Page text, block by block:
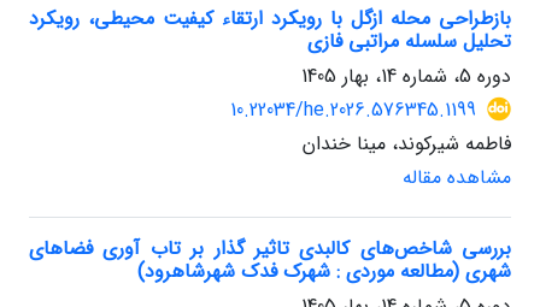
بازطراحی محله ازگل با رویکرد ارتقاء کیفیت محیطی، رویکرد
تحلیل سلسله مراتبی فازی
دوره 5، شماره 14، بهار 1405
10.22034/he.2026.576345.1199
فاطمه شیرکوند، مینا خندان
مشاهده مقاله
بررسی شاخص‌های کالبدی تاثیر گذار بر تاب آوری فضاهای
شهری (مطالعه موردی : شهرک فدک شهرشاهرود)